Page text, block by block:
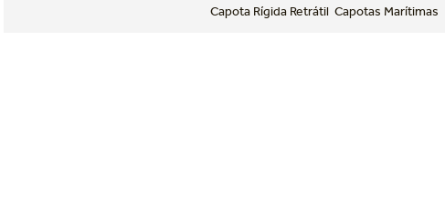
Capota Rígida Retrátil Capotas Marítimas